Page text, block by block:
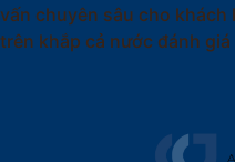
vấn chuyên sâu cho
trên khắp cả nước đánh giá